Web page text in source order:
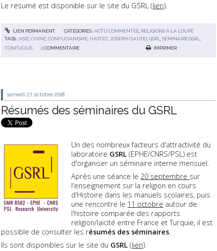
Le résumé est disponible sur le site du GSRL (lien).
LIEN PERMANENT CATÉGORIES :ACTU COMMENTÉE, RELIGIONS À LA LOUPE
TAGS :ASIE ,CHINE ,CONFUCIANISME HASTEC JOSEPH CIAUDO ,GSRL ,SÉMINAIRE GSRL
CONFUCIUS
0 COMMENTAIRE IMPRIMER
samedi 27 octobre 2018
Résumés des séminaires du GSRL
Un des nombreux facteurs d'attractivité du
laboratoire GSRL (EPHE/CNRS/PSL) est
d'organiser un séminaire interne mensuel.
Après une séance le20 septembre sur
l'enseignement sur la religion en cours
d'Histoire dans les manuels scolaires, puis
une rencontre le 11 octobre autour de
l'histoire comparée des rapports
religion/laïcité entre France et Turquie, il est
possible de consulter les résumés des séminaires.
Ils sont disponibles sur le site du GSRL (lien).